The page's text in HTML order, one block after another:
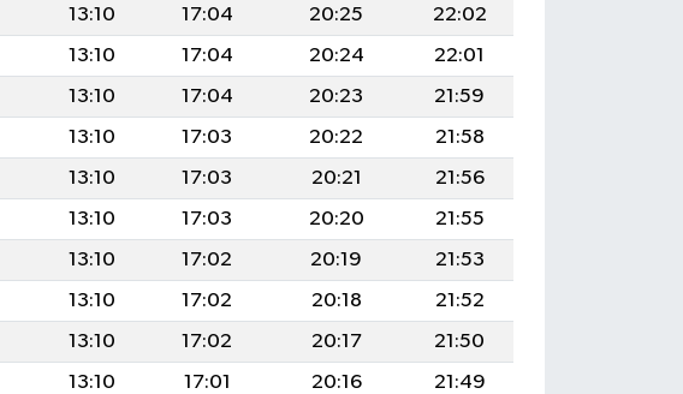
13:10 17:04 20:25
22:02
13:10 17:04 20:24
22:01
13:10 17:04 20:23
21:59
13:10 17:03 20:22
21:58
13:10 17:03 20:21
21:56
13:10 17:03 20:20
21:55
13:10 17:02 20:19
21:53
13:10 17:02 20:18
21:52
13:10 17:02 20:17
21:50
13:10 17:01 20:16
21:49